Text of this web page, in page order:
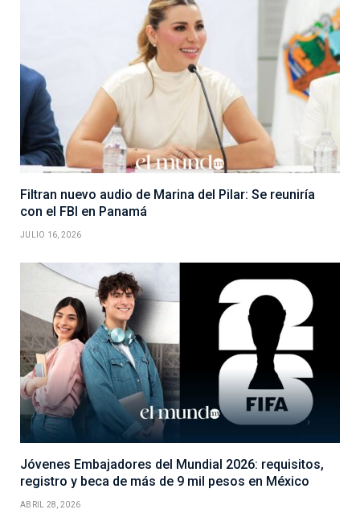
Filtran nuevo audio de Marina del Pilar: Se reuniría
con el FBI en Panamá
JULIO 16, 2026
Jóvenes Embajadores del Mundial 2026: requisitos,
registro y beca de más de 9 mil pesos en México
ABRIL 28, 2026